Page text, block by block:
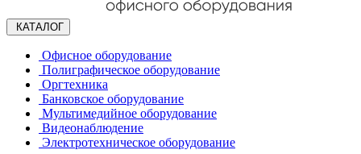
КАТАЛОГ
Офисное оборудование
Полиграфическое оборудование
Оргтехника
Банковское оборудование
Мультимедийное оборудование
Видеонаблюдение
Электротехническое оборудование